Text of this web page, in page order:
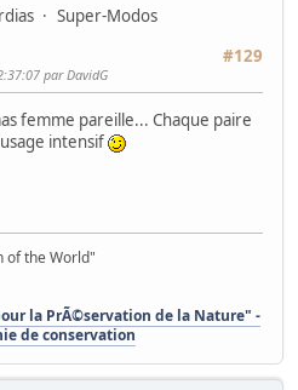
Super-Modos
#129
par DavidG
femme pareille... Chaque paire
intensif
of the World"
la PrÃ©servation de la Nature" -
de conservation